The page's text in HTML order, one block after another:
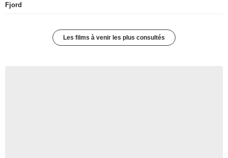
Fjord
Les films à venir les plus consultés